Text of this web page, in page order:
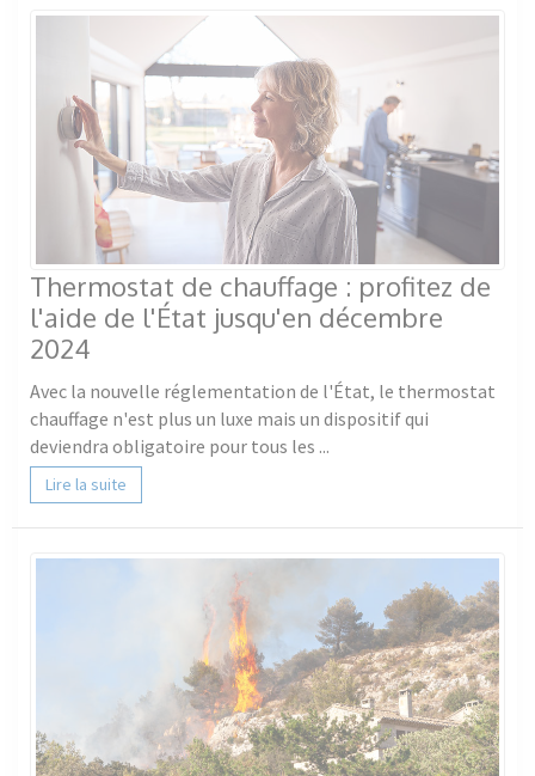
Thermostat de chauffage : profitez de
l'aide de l'État jusqu'en décembre
2024
Avec la nouvelle réglementation de l'État, le thermostat
chauffage n'est plus un luxe mais un dispositif qui
deviendra obligatoire pour tous les ...
Lire la suite